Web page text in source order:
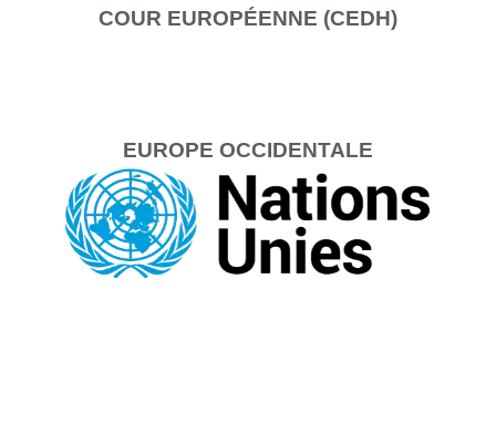
COUR EUROPÉENNE (CEDH)
EUROPE OCCIDENTALE